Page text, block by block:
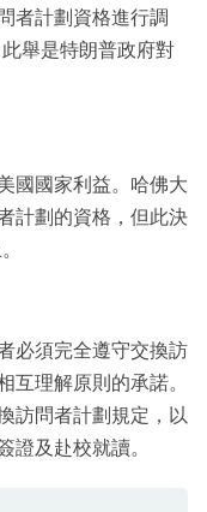
者計劃資格進行調
舉是特朗普政府對
國國家利益。哈佛大
計劃的資格，但此決
必須完全遵守交換訪
互理解原則的承諾。
訪問者計劃規定，以
證及赴校就讀。